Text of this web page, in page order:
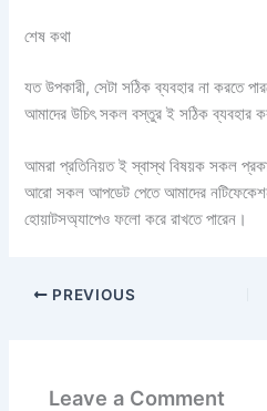
শেষ কথা
যত উপকারী, সেটা সঠিক ব্যবহার না করতে
আমাদের উচিৎ সকল বস্তুর ই সঠিক ব্যবহার
আমরা প্রতিনিয়ত ই স্বাস্থ বিষয়ক সকল
আরো সকল আপডেট পেতে আমাদের নটিফেকেশন
হোয়াটসঅ্যাপেও ফলো করে রাখতে পারেন।
PREVIOUS
Leave a Comment